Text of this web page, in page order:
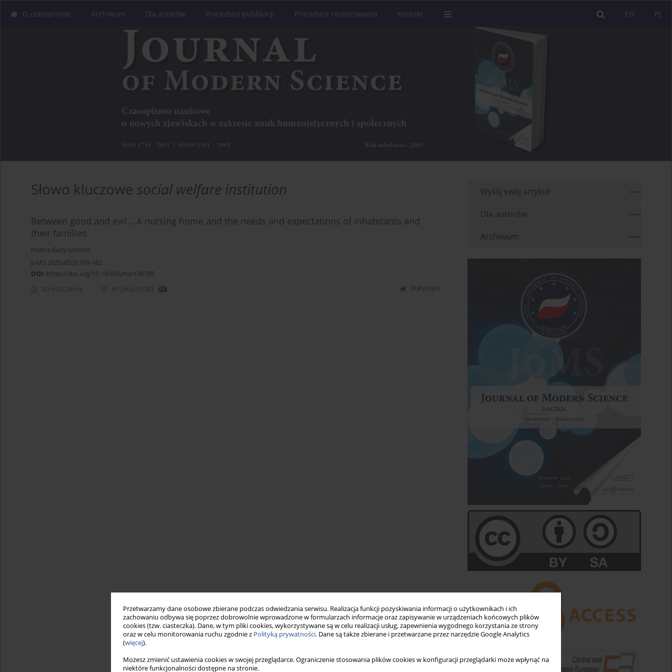
Przetwarzamy dane osobowe zbierane podczas odwiedzania serwisu. Realizacja funkcji pozyskiwania informacji o użytkownikach i ich
zachowaniu odbywa się poprzez dobrowolnie wprowadzone w formularzach informacje oraz zapisywanie w urządzeniach końcowych plików
cookies (tzw. ciasteczka). Dane, w tym pliki cookies, wykorzystywane są w celu realizacji usług, zapewnienia wygodnego korzystania ze strony
oraz w celu monitorowania ruchu zgodnie z Polityką prywatności. Dane są także zbierane i przetwarzane przez narzędzie Google Analytics
(więcej).
Możesz zmienić ustawienia cookies w swojej przeglądarce. Ograniczenie stosowania plików cookies w konfiguracji przeglądarki może wpłynąć na
niektóre funkcjonalności dostępne na stronie.
PL
EN
O czasopiśmie Archiwum Dla autorów Procedura publikacji Procedura recenzowania Kontakt
Słowo kluczowe social welfare institution
Between good and evil… A nursing home and the needs and expectations of inhabitants and
their families
Halina Guzy-Steinke
JoMS 2020;45(2):169-182
DOI: https://doi.org/10.13166/jms/130705
Streszczenie Artykuł (PDF) Statystyki
Wyślij swój artykuł
Dla autorów
Archiwum